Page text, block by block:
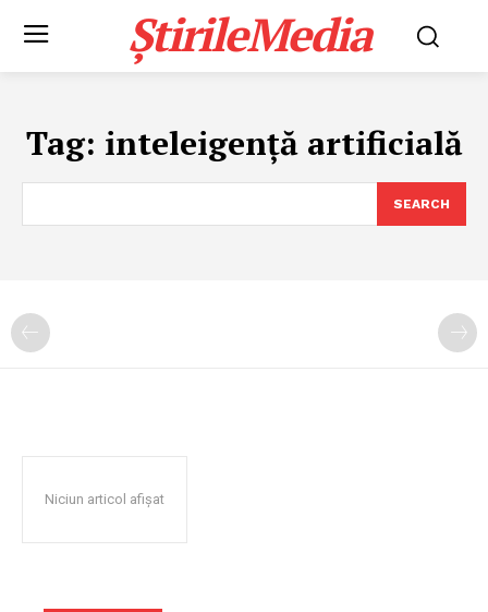
ȘtirileMedia
Tag: inteleigență artificială
SEARCH
Niciun articol afișat